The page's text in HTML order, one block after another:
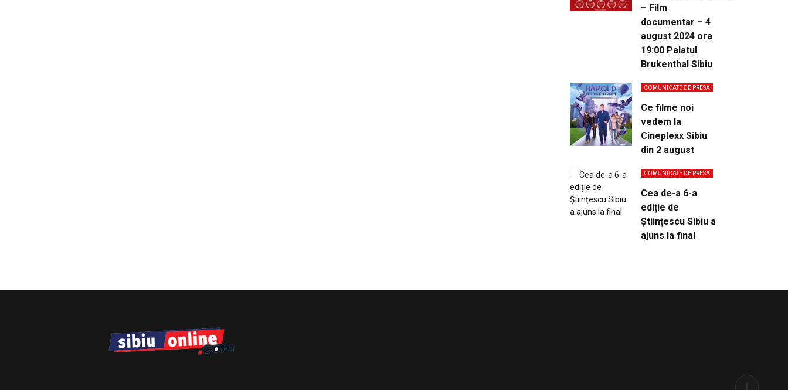
– Film
documentar – 4
august 2024 ora
19:00 Palatul
Brukenthal Sibiu
COMUNICATE DE PRESA
Ce filme noi
vedem la
Cineplexx Sibiu
din 2 august
COMUNICATE DE PRESA
Cea de-a 6-a
ediție de
Științescu Sibiu a
ajuns la final